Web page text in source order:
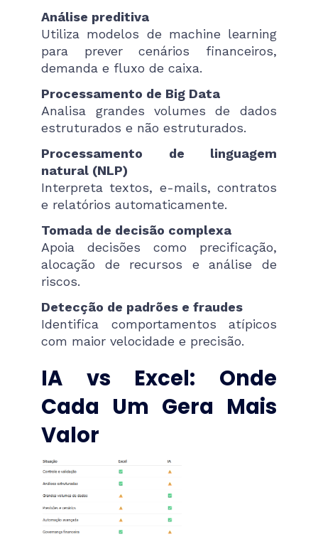
Análise preditiva
Utiliza modelos de machine learning
para prever cenários financeiros,
demanda e fluxo de caixa.
Processamento de Big Data
Analisa grandes volumes de dados
estruturados e não estruturados.
Processamento de linguagem
natural (NLP)
Interpreta textos, e-mails, contratos
e relatórios automaticamente.
Tomada de decisão complexa
Apoia decisões como precificação,
alocação de recursos e análise de
riscos.
Detecção de padrões e fraudes
Identifica comportamentos atípicos
com maior velocidade e precisão.
IA vs Excel: Onde
Cada Um Gera Mais
Valor